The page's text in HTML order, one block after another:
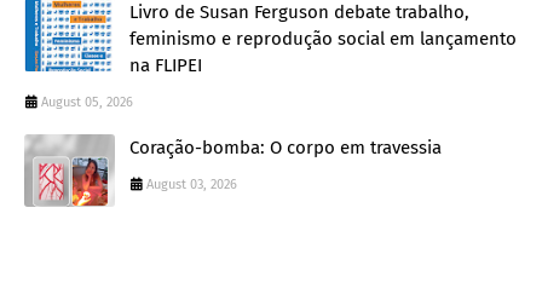
Livro de Susan Ferguson debate trabalho,
feminismo e reprodução social em lançamento
na FLIPEI
August 05, 2026
Coração-bomba: O corpo em travessia
August 03, 2026